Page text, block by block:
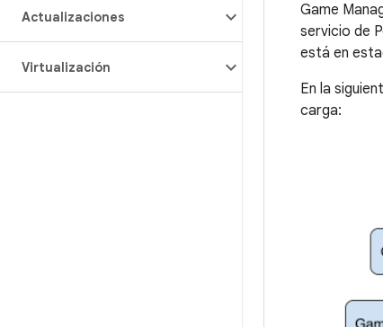
Actualizaciones
Virtualización
Game
servicio de
está en
En la
carga: